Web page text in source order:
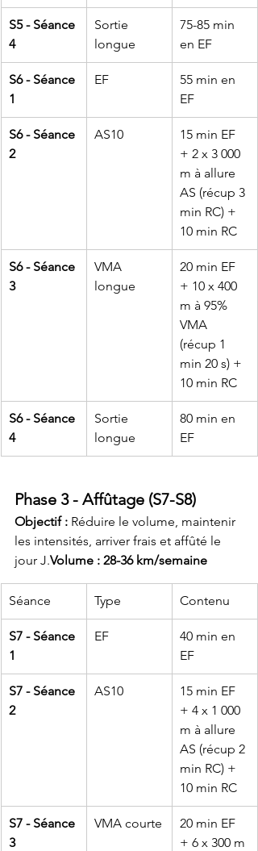
S5 - Séance
4
Sortie
longue
75-85 min
en EF
S6 - Séance
1
EF
55 min en
EF
S6 - Séance
2
AS10
15 min EF
+ 2 x 3 000
m à allure
AS (récup 3
min RC) +
10 min RC
S6 - Séance
3
VMA
longue
20 min EF
+ 10 x 400
m à 95%
VMA
(récup 1
min 20 s) +
10 min RC
S6 - Séance
4
Sortie
longue
80 min en
EF
Phase 3 - Affûtage (S7-S8)
Objectif : Réduire le volume, maintenir
les intensités, arriver frais et affûté le
jour J.Volume : 28-36 km/semaine
Séance Type Contenu
S7 - Séance
1
EF
40 min en
EF
S7 - Séance
2
AS10
15 min EF
+ 4 x 1 000
m à allure
AS (récup 2
min RC) +
10 min RC
S7 - Séance
3
VMA courte
20 min EF
+ 6 x 300 m